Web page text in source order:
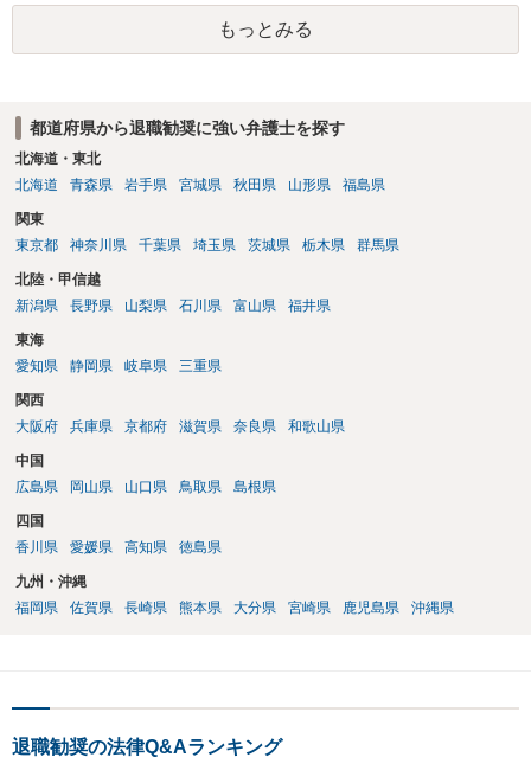
から始めるのがよいと思います。
もっとみる
都道府県から退職勧奨に強い弁護士を探す
北海道・東北
北海道
青森県 岩手県 宮城県 秋田県 山形県 福島県
関東
東京都
神奈川県 千葉県 埼玉県 茨城県 栃木県 群馬県
北陸・甲信越
新潟県
長野県 山梨県 石川県 富山県 福井県
東海
愛知県
静岡県 岐阜県 三重県
関西
大阪府
兵庫県 京都府 滋賀県 奈良県 和歌山県
中国
広島県
岡山県 山口県 鳥取県 島根県
四国
香川県
愛媛県 高知県 徳島県
九州・沖縄
福岡県
佐賀県 長崎県 熊本県 大分県 宮崎県 鹿児島県 沖縄県
退職勧奨の法律Q&Aランキング